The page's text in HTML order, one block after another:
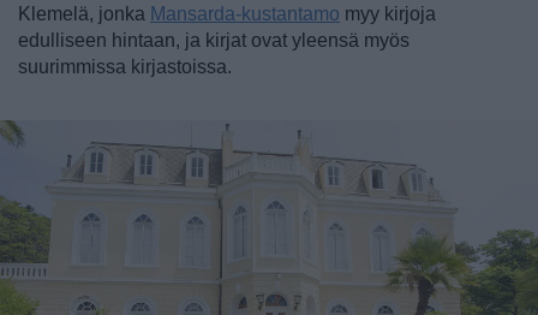
Klemelä, jonka Mansarda-kustantamo myy kirjoja
edulliseen hintaan, ja kirjat ovat yleensä myös
suurimmissa kirjastoissa.